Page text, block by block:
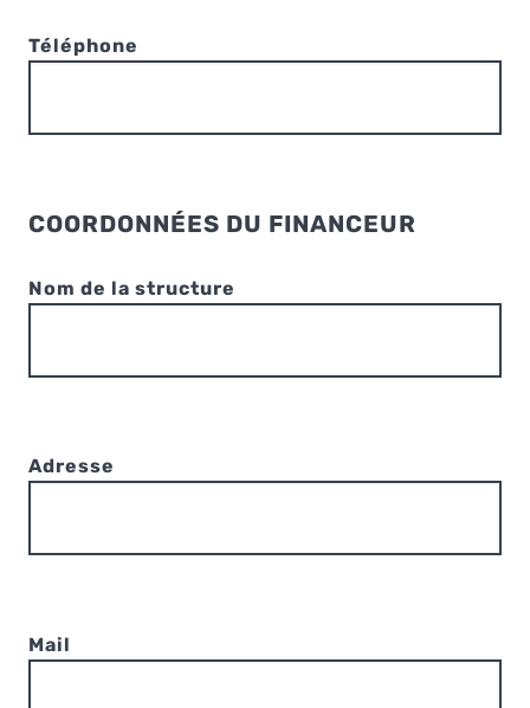
Téléphone
COORDONNÉES DU FINANCEUR
Nom de la structure
Adresse
Mail